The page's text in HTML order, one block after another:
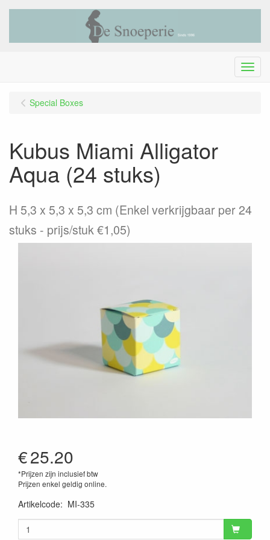
Menu
Special Boxes
Kubus Miami Alligator
Aqua (24 stuks)
H 5,3 x 5,3 x 5,3 cm (Enkel verkrijgbaar per 24
stuks - prijs/stuk €1,05)
€25.20
*Prijzen zijn inclusief btw
Prijzen enkel geldig online.
Artikelcode: MI-335